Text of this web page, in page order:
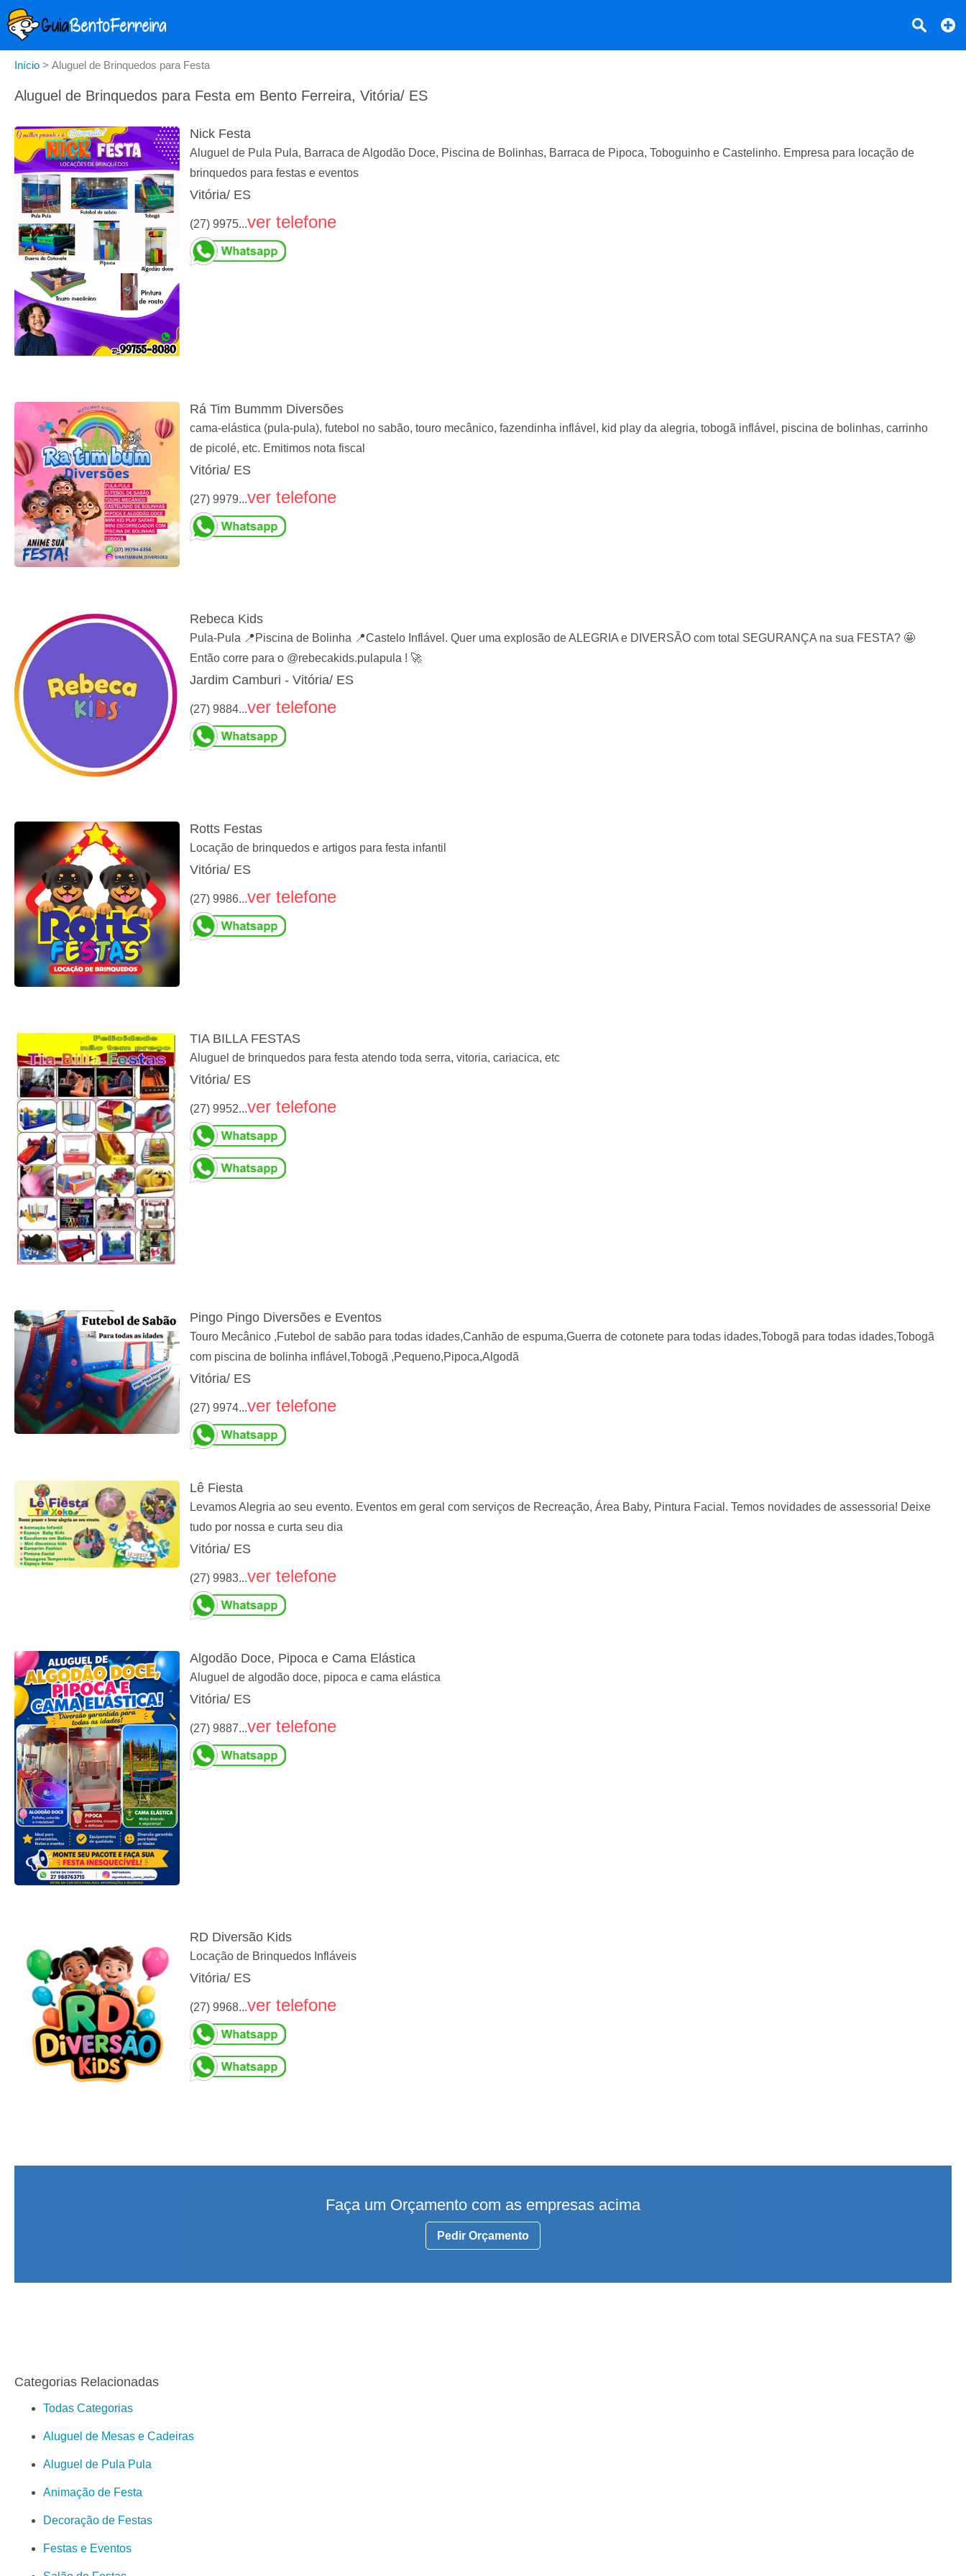
Início > Aluguel de Brinquedos para Festa
Aluguel de Brinquedos para Festa em Bento Ferreira, Vitória/ ES
Nick Festa
Aluguel de Pula Pula, Barraca de Algodão Doce, Piscina de Bolinhas, Barraca de Pipoca, Toboguinho e Castelinho. Empresa para locação de
brinquedos para festas e eventos
Vitória/ ES
(27) 9975...ver telefone
Rá Tim Bummm Diversões
cama-elástica (pula-pula), futebol no sabão, touro mecânico, fazendinha inflável, kid play da alegria, tobogã inflável, piscina de bolinhas, carrinho
de picolé, etc. Emitimos nota fiscal
Vitória/ ES
(27) 9979...ver telefone
Rebeca Kids
Pula-Pula 📍Piscina de Bolinha 📍Castelo Inflável. Quer uma explosão de ALEGRIA e DIVERSÃO com total SEGURANÇA na sua FESTA? 🤩
Então corre para o @rebecakids.pulapula ! 🚀
Jardim Camburi - Vitória/ ES
(27) 9884...ver telefone
Rotts Festas
Locação de brinquedos e artigos para festa infantil
Vitória/ ES
(27) 9986...ver telefone
TIA BILLA FESTAS
Aluguel de brinquedos para festa atendo toda serra, vitoria, cariacica, etc
Vitória/ ES
(27) 9952...ver telefone
Pingo Pingo Diversões e Eventos
Touro Mecânico ,Futebol de sabão para todas idades,Canhão de espuma,Guerra de cotonete para todas idades,Tobogã para todas idades,Tobogã
com piscina de bolinha inflável,Tobogã ,Pequeno,Pipoca,Algodã
Vitória/ ES
(27) 9974...ver telefone
Lê Fiesta
Levamos Alegria ao seu evento. Eventos em geral com serviços de Recreação, Área Baby, Pintura Facial. Temos novidades de assessoria! Deixe
tudo por nossa e curta seu dia
Vitória/ ES
(27) 9983...ver telefone
Algodão Doce, Pipoca e Cama Elástica
Aluguel de algodão doce, pipoca e cama elástica
Vitória/ ES
(27) 9887...ver telefone
RD Diversão Kids
Locação de Brinquedos Infláveis
Vitória/ ES
(27) 9968...ver telefone
Faça um Orçamento com as empresas acima
Pedir Orçamento
Categorias Relacionadas
Todas Categorias
Aluguel de Mesas e Cadeiras
Aluguel de Pula Pula
Animação de Festa
Decoração de Festas
Festas e Eventos